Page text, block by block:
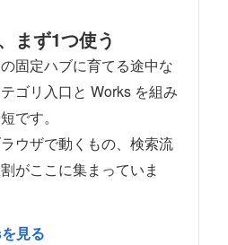
まず1つ使う
固定ハブに育てる途中な
ゴリ入口と Works を組み
です。
ウザで動くもの、検索流
がここに集まっていま
見る